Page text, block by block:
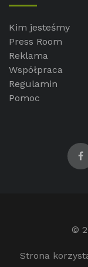
Kim jesteśmy
Press Room
Reklama
Współpraca
Regulamin
Pomoc
©
Strona